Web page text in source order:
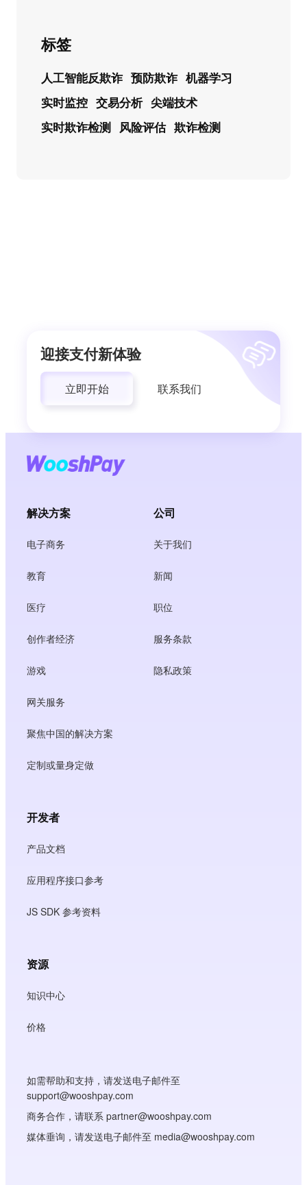
标签
人工智能反欺诈 预防欺诈 机器学习
实时监控 交易分析 尖端技术
实时欺诈检测 风险评估 欺诈检测
迎接支付新体验
立即开始 联系我们
解决方案
电子商务
教育
医疗
创作者经济
游戏
网关服务
聚焦中国的解决方案
定制或量身定做
公司
关于我们
新闻
职位
服务条款
隐私政策
开发者
产品文档
应用程序接口参考
JS SDK 参考资料
资源
知识中心
价格
如需帮助和支持，请发送电子邮件至
support@wooshpay.com
商务合作，请联系 partner@wooshpay.com
媒体垂询，请发送电子邮件至 media@wooshpay.com